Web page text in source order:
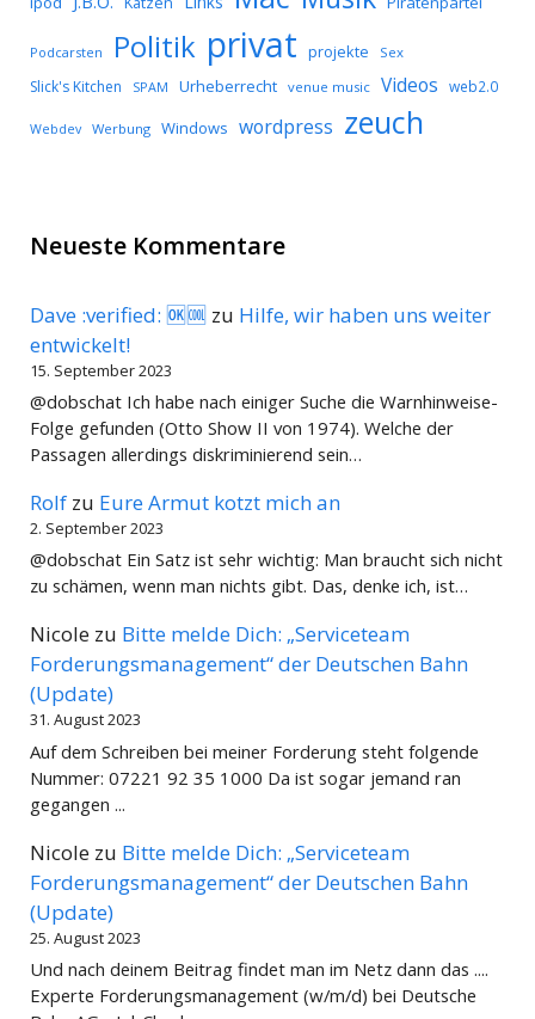
Podcarsten Politik privat projekte Sex
Slick's Kitchen SPAM Urheberrecht venue music Videos web2.0
Webdev Werbung Windows wordpress zeuch
Neueste Kommentare
Dave :verified: 🆗🆒 zu Hilfe, wir haben uns weiter
entwickelt!
15. September 2023
@dobschat Ich habe nach einiger Suche die Warnhinweise-
Folge gefunden (Otto Show II von 1974). Welche der
Passagen allerdings diskriminierend sein…
Rolf zu Eure Armut kotzt mich an
2. September 2023
@dobschat Ein Satz ist sehr wichtig: Man braucht sich nicht
zu schämen, wenn man nichts gibt. Das, denke ich, ist…
Nicole zu Bitte melde Dich: „Serviceteam
Forderungsmanagement“ der Deutschen Bahn
(Update)
31. August 2023
Auf dem Schreiben bei meiner Forderung steht folgende
Nummer: 07221 92 35 1000 Da ist sogar jemand ran
gegangen ...
Nicole zu Bitte melde Dich: „Serviceteam
Forderungsmanagement“ der Deutschen Bahn
(Update)
25. August 2023
Und nach deinem Beitrag findet man im Netz dann das ....
Experte Forderungsmanagement (w/m/d) bei Deutsche